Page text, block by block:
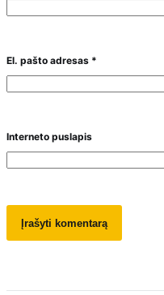
El. pašto adresas *
Interneto puslapis